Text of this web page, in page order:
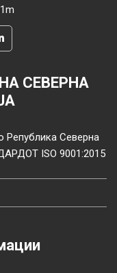
СЕВЕРНА
Република Северна
ISO 9001:2015